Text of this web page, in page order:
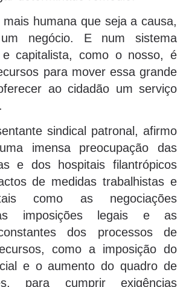
humana que seja a causa,
negócio. E num sistema
e capitalista, como o nosso, é
para mover essa grande
ao cidadão um serviço
sindical patronal, afirmo
imensa preocupação das
e dos hospitais filantrópicos
de medidas trabalhistas e
como as negociações
imposições legais e as
dos processos de
como a imposição do
e o aumento do quadro de
para cumprir exigências